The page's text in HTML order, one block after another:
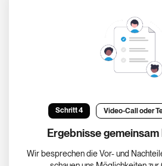
Schritt 4 Video-Call oder
Ergebnisse
Wir besprechen die Vor- und